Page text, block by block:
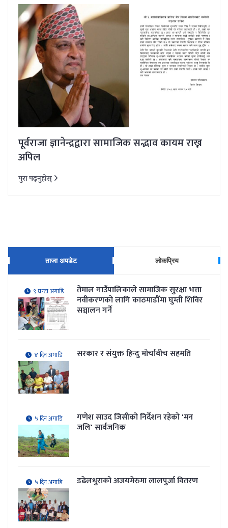
पूर्वराजा ज्ञानेन्द्रद्वारा सामाजिक सद्भाव कायम राख्न
अपिल
पुरा पढ्नुहोस्
ताजा अपडेट लोकप्रिय
९ घन्टा अगाडि तेमाल गाउँपालिकाले सामाजिक सुरक्षा भत्ता
नवीकरणकाे लागि काठमाडौँमा घुम्ती शिविर
सञ्चालन गर्ने
४ दिन अगाडि सरकार र संयुक्त हिन्दु मोर्चाबीच सहमति
५ दिन अगाडि गणेश साउद जिसीको निर्देशन रहेकाे 'मन
जलि' सार्वजनिक
५ दिन अगाडि डढेलधुराको अजयमेरुमा लालपुर्जा वितरण